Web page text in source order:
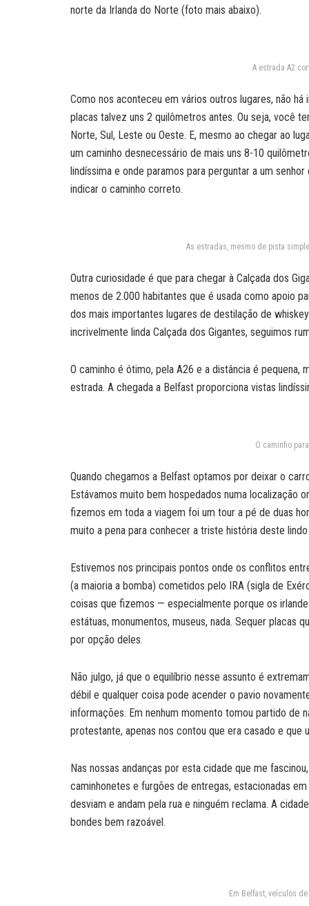
norte da Irlanda do Norte (foto mais abaixo).
A estrada A2
Como nos aconteceu em vários outros lugares, não
placas talvez uns 2 quilômetros antes. Ou seja, você
Norte, Sul, Leste ou Oeste. E, mesmo ao chegar ao
um caminho desnecessário de mais uns 8-10
lindíssima e onde paramos para perguntar a um
indicar o caminho correto.
As estradas, mesmo de pista
Outra curiosidade é que para chegar à Calçada dos
menos de 2.000 habitantes que é usada como apoio
dos mais importantes lugares de destilação de
incrivelmente linda Calçada dos Gigantes, seguimos
O caminho é ótimo, pela A26 e a distância é
estrada. A chegada a Belfast proporciona vistas
O caminho
Quando chegamos a Belfast optamos por deixar o
Estávamos muito bem hospedados numa localização
fizemos em toda a viagem foi um tour a pé de duas
muito a pena para conhecer a triste história deste lindo
Estivemos nos principais pontos onde os conflitos
(a maioria a bomba) cometidos pelo IRA (sigla de
coisas que fizemos — especialmente porque os
estátuas, monumentos, museus, nada. Sequer placas
por opção deles.
Não julgo, já que o equilíbrio nesse assunto é
débil e qualquer coisa pode acender o pavio
informações. Em nenhum momento tomou partido de
protestante, apenas nos contou que era casado e
Nas nossas andanças por esta cidade que me
caminhonetes e furgões de entregas, estacionadas
desviam e andam pela rua e ninguém reclama. A
bondes bem razoável.
Em Belfast, veículos